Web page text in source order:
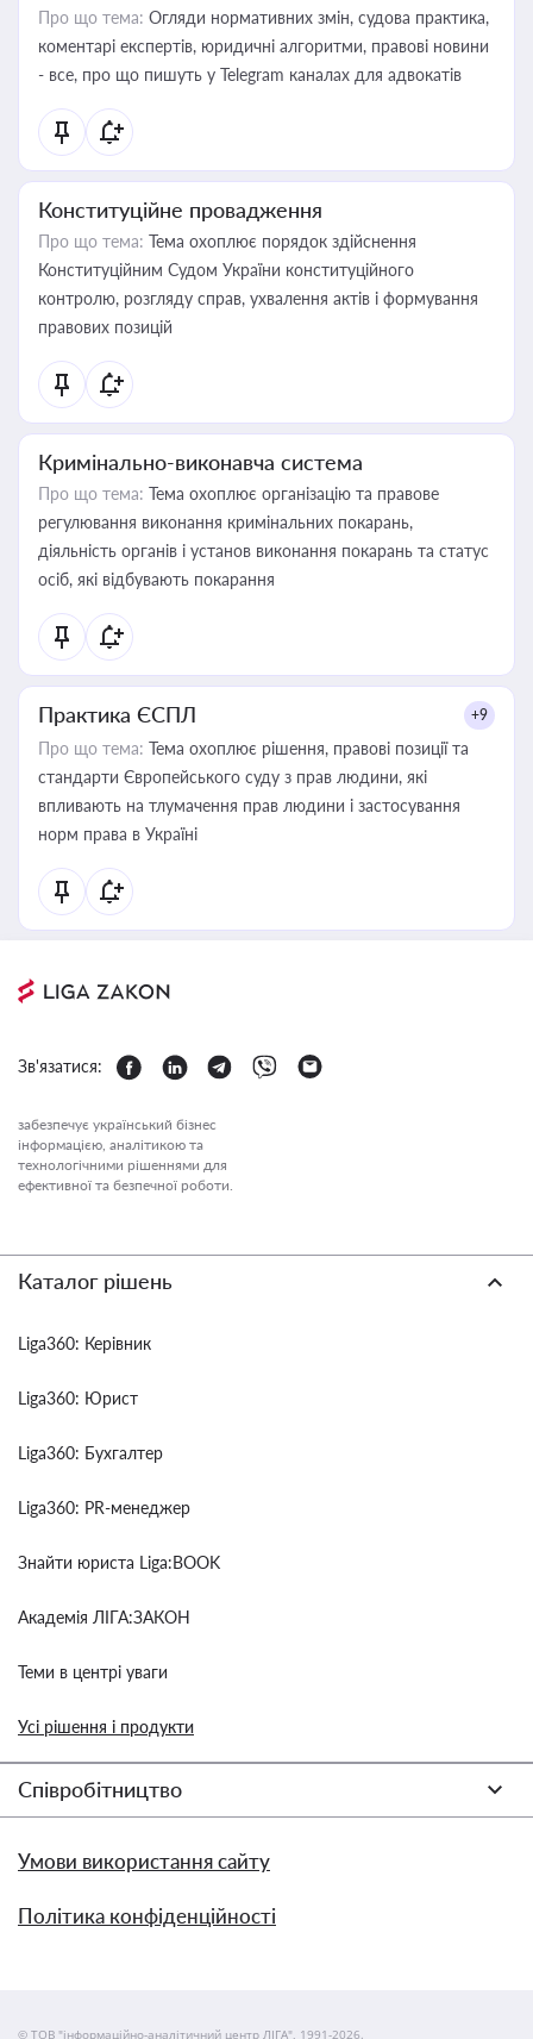
Про що тема: Огляди нормативних змін, судова практика,
коментарі експертів, юридичні алгоритми, правові новини
- все, про що пишуть у Telegram каналах для адвокатів
Конституційне провадження
Про що тема: Тема охоплює порядок здійснення
Конституційним Судом України конституційного
контролю, розгляду справ, ухвалення актів і формування
правових позицій
Кримінально-виконавча система
Про що тема: Тема охоплює організацію та правове
регулювання виконання кримінальних покарань,
діяльність органів і установ виконання покарань та статус
осіб, які відбувають покарання
Практика ЄСПЛ +9
Про що тема: Тема охоплює рішення, правові позиції та
стандарти Європейського суду з прав людини, які
впливають на тлумачення прав людини і застосування
норм права в Україні
Зв'язатися:
забезпечує український бізнес
інформацією, аналітикою та
технологічними рішеннями для
ефективної та безпечної роботи.
Каталог рішень
Liga360: Керівник
Liga360: Юрист
Liga360: Бухгалтер
Liga360: PR-менеджер
Знайти юриста Liga:BOOK
Академія ЛІГА:ЗАКОН
Теми в центрі уваги
Усі рішення і продукти
Співробітництво
Умови використання сайту
Політика конфіденційності
© ТОВ "інформаційно-аналітичний центр ЛІГА", 1991-2026.